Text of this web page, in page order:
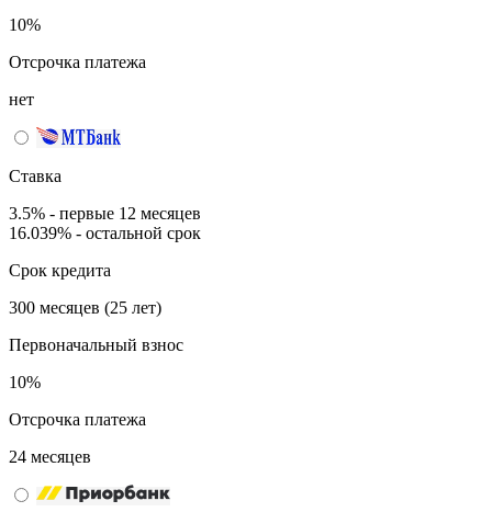
10%
Отсрочка платежа
нет
Ставка
3.5% - первые 12 месяцев
16.039% - остальной срок
Срок кредита
300 месяцев (25 лет)
Первоначальный взнос
10%
Отсрочка платежа
24 месяцев